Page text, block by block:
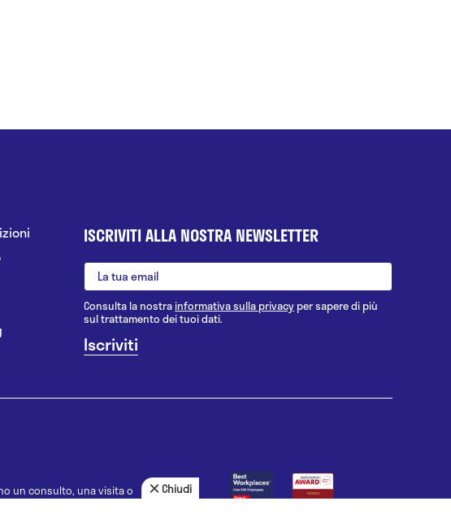
ISCRIVITI ALLA NOSTRA NEWSLETTER
Consulta la nostrainformativa sulla privacy per sapere di più
sul trattamento dei tuoi dati.
un consulto, una visita o
di una diagnosi, la
Chiudi